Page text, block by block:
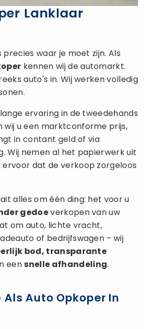
Lanklaar
precies waar je moet zijn. Als
kennen wij de automarkt.
auto's in. Wij werken volledig
ervaring in de tweedehands
wij u een marktconforme prijs,
in contant geld of via
Wij nemen al het papierwerk uit
ervoor dat de verkoop zorgeloos
alles om één ding: het voor u
gedoeverkopen van uw
om auto, lichte vracht,
of bedrijfswagen – wij
bod, transparante
eensnelle afhandeling.
Auto Opkoper In